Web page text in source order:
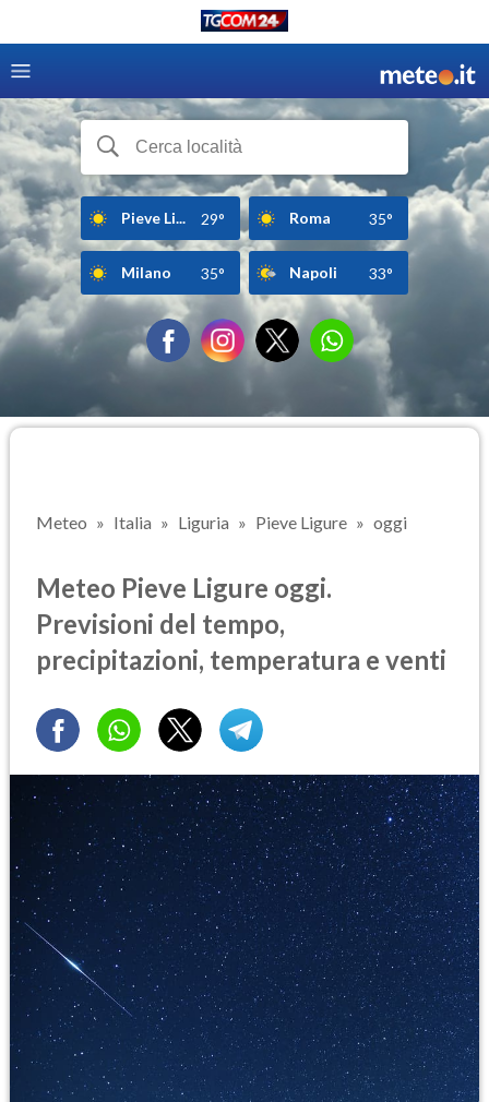
Pieve Li... 29° Roma 35°
Milano 35° Napoli 33°
Meteo Italia Liguria Pieve Ligure oggi
Meteo Pieve Ligure oggi.
Previsioni del tempo,
precipitazioni, temperatura e venti